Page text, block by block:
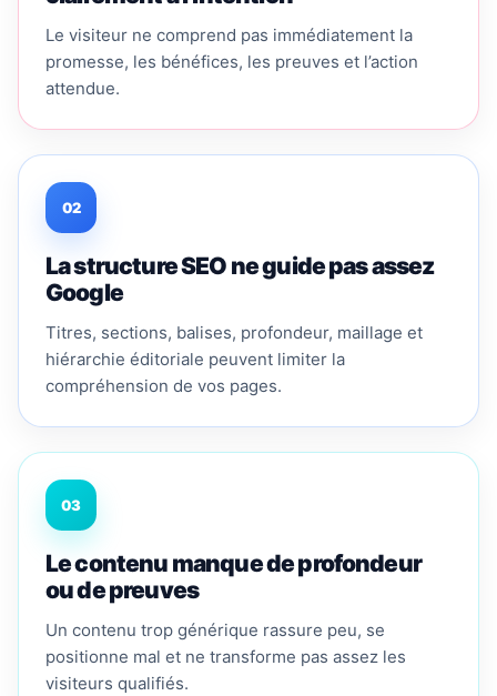
Le visiteur ne comprend pas immédiatement la
promesse, les bénéfices, les preuves et l’action
attendue.
02
La structure SEO ne guide pas assez
Google
Titres, sections, balises, profondeur, maillage et
hiérarchie éditoriale peuvent limiter la
compréhension de vos pages.
03
Le contenu manque de profondeur
ou de preuves
Un contenu trop générique rassure peu, se
positionne mal et ne transforme pas assez les
visiteurs qualifiés.